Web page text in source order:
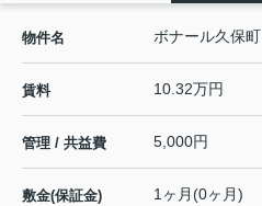
物件名 ボナール久保町
賃料 10.32万円
管理 / 共益費 5,000円
敷金(保証金) 1ヶ月(0ヶ月)